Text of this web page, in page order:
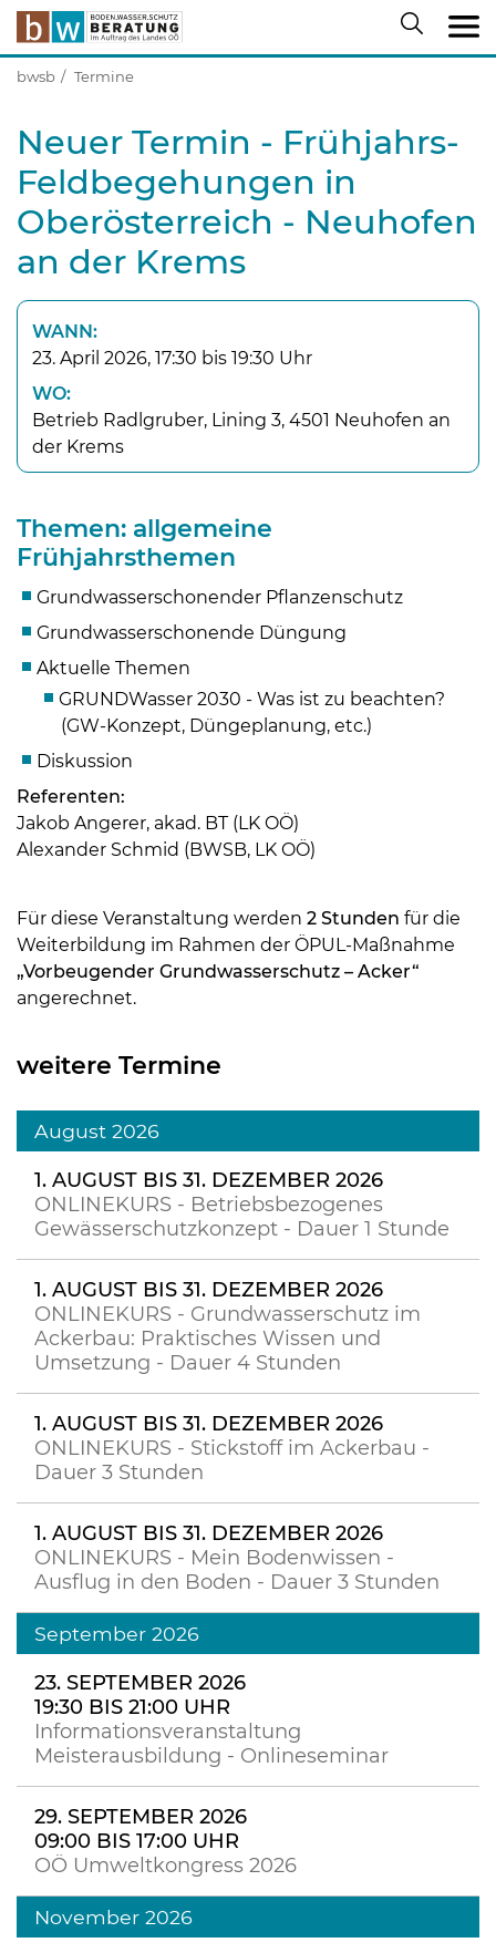
Skip to main content
bwsb Termine
Neuer Termin - Frühjahrs-
Feldbegehungen in
Oberösterreich - Neuhofen
an der Krems
WANN:
23. April 2026, 17:30 bis 19:30 Uhr
WO:
Betrieb Radlgruber, Lining 3, 4501 Neuhofen an
der Krems
Themen: allgemeine
Frühjahrsthemen
Grundwasserschonender Pflanzenschutz
Grundwasserschonende Düngung
Aktuelle Themen
GRUNDWasser 2030 - Was ist zu beachten?
(GW-Konzept, Düngeplanung, etc.)
Diskussion
Referenten:
Jakob Angerer, akad. BT (LK OÖ)
Alexander Schmid (BWSB, LK OÖ)
Für diese Veranstaltung werden 2 Stunden für die
Weiterbildung im Rahmen der ÖPUL-Maßnahme
„Vorbeugender Grundwasserschutz – Acker“
angerechnet.
weitere Termine
August 2026
1. AUGUST BIS 31. DEZEMBER 2026
ONLINEKURS - Betriebsbezogenes
Gewässerschutzkonzept - Dauer 1 Stunde
1. AUGUST BIS 31. DEZEMBER 2026
ONLINEKURS - Grundwasserschutz im
Ackerbau: Praktisches Wissen und
Umsetzung - Dauer 4 Stunden
1. AUGUST BIS 31. DEZEMBER 2026
ONLINEKURS - Stickstoff im Ackerbau -
Dauer 3 Stunden
1. AUGUST BIS 31. DEZEMBER 2026
ONLINEKURS - Mein Bodenwissen -
Ausflug in den Boden - Dauer 3 Stunden
September 2026
23. SEPTEMBER 2026
19:30 BIS 21:00 UHR
Informationsveranstaltung
Meisterausbildung - Onlineseminar
29. SEPTEMBER 2026
09:00 BIS 17:00 UHR
OÖ Umweltkongress 2026
November 2026